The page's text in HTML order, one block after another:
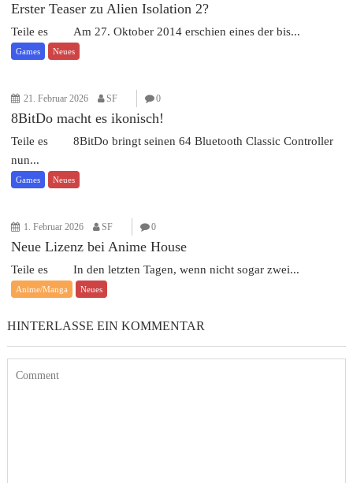
Erster Teaser zu Alien Isolation 2?
Teile es Am 27. Oktober 2014 erschien eines der bis...
Games Neues
21. Februar 2026 SF 0
8BitDo macht es ikonisch!
Teile es 8BitDo bringt seinen 64 Bluetooth Classic Controller
nun...
Games Neues
1. Februar 2026 SF 0
Neue Lizenz bei Anime House
Teile es In den letzten Tagen, wenn nicht sogar zwei...
Anime/Manga Neues
HINTERLASSE EIN KOMMENTAR